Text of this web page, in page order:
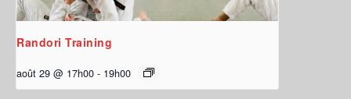
Randori Training
août 29 @ 17h00 - 19h00